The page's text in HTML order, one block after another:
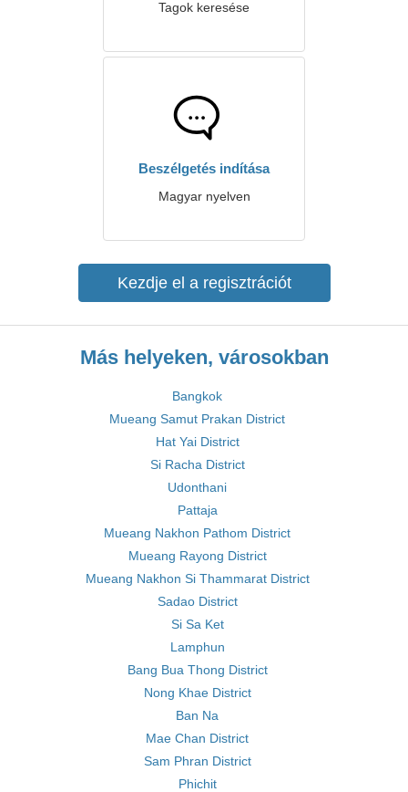
Tagok keresése
Beszélgetés indítása
Magyar nyelven
Kezdje el a regisztrációt
Más helyeken, városokban
Bangkok
Mueang Samut Prakan District
Hat Yai District
Si Racha District
Udonthani
Pattaja
Mueang Nakhon Pathom District
Mueang Rayong District
Mueang Nakhon Si Thammarat District
Sadao District
Si Sa Ket
Lamphun
Bang Bua Thong District
Nong Khae District
Ban Na
Mae Chan District
Sam Phran District
Phichit